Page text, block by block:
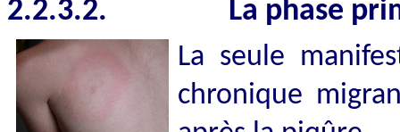
2.2.3.2. La phase
La seule
chronique